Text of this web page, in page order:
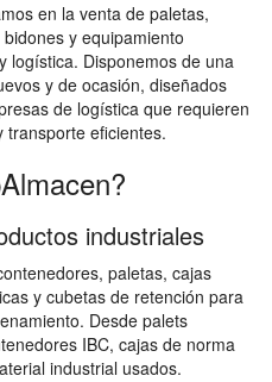
en la venta de paletas,
y equipamiento
logística. Disponemos de una
y de ocasión, diseñados
de logística que requieren
transporte eficientes.
industriales
paletas, cajas
y cubetas de retención para
Desde palets
IBC, cajas de norma
industrial usados.